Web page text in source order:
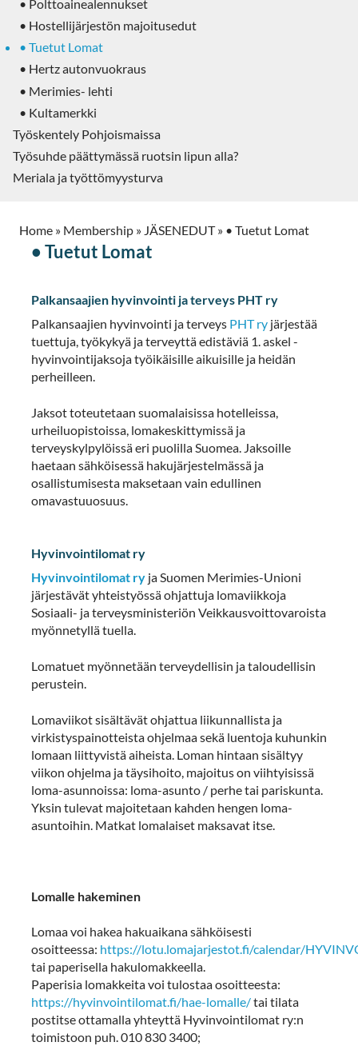
• Polttoainealennukset
• Hostellijärjestön majoitusedut
• Tuetut Lomat
• Hertz autonvuokraus
• Merimies- lehti
• Kultamerkki
Työskentely Pohjoismaissa
Työsuhde päättymässä ruotsin lipun alla?
Meriala ja työttömyysturva
Home » Membership » JÄSENEDUT» • Tuetut Lomat
• Tuetut Lomat
Palkansaajien hyvinvointi ja terveys PHT ry
Palkansaajien hyvinvointi ja terveys PHT ry järjestää
tuettuja, työkykyä ja terveyttä edistäviä 1. askel -
hyvinvointijaksoja työikäisille aikuisille ja heidän
perheilleen.
Jaksot toteutetaan suomalaisissa hotelleissa,
urheiluopistoissa, lomakeskittymissä ja
terveyskylpylöissä eri puolilla Suomea. Jaksoille
haetaan sähköisessä hakujärjestelmässä ja
osallistumisesta maksetaan vain edullinen
omavastuuosuus.
Hyvinvointilomat ry
Hyvinvointilomat ry ja Suomen Merimies-Unioni
järjestävät yhteistyössä ohjattuja lomaviikkoja
Sosiaali- ja terveysministeriön Veikkausvoittovaroista
myönnetyllä tuella.
Lomatuet myönnetään terveydellisin ja taloudellisin
perustein.
Lomaviikot sisältävät ohjattua liikunnallista ja
virkistyspainotteista ohjelmaa sekä luentoja kuhunkin
lomaan liittyvistä aiheista. Loman hintaan sisältyy
viikon ohjelma ja täysihoito, majoitus on viihtyisissä
loma-asunnoissa: loma-asunto / perhe tai pariskunta.
Yksin tulevat majoitetaan kahden hengen loma-
asuntoihin. Matkat lomalaiset maksavat itse.
Lomalle hakeminen
Lomaa voi hakea hakuaikana sähköisesti
osoitteessa: https://lotu.lomajarjestot.fi/calendar/
tai paperisella hakulomakkeella.
Paperisia lomakkeita voi tulostaa osoitteesta:
https://hyvinvointilomat.fi/hae-lomalle/tai tilata
postitse ottamalla yhteyttä Hyvinvointilomat ry:n
toimistoon puh. 010 830 3400;